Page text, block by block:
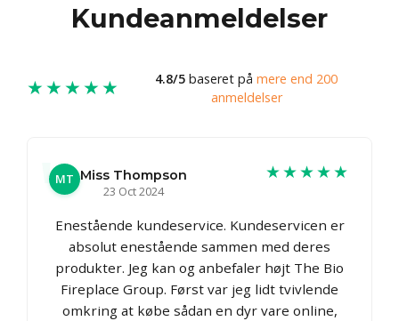
Kundeanmeldelser
★★★★★ 4.8/5 baseret på mere end 200
anmeldelser
MT Miss Thompson
23 Oct 2024
★★★★★
Enestående kundeservice. Kundeservicen er
absolut enestående sammen med deres
produkter. Jeg kan og anbefaler højt The Bio
Fireplace Group. Først var jeg lidt tvivlende
omkring at købe sådan en dyr vare online,